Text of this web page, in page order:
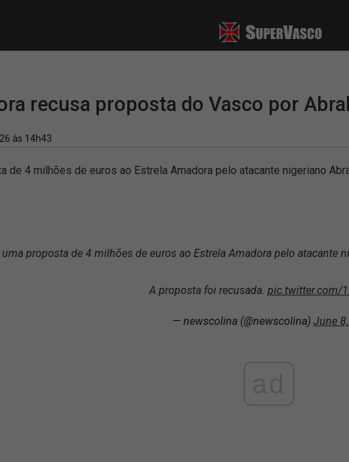
recusa proposta do Vasco por
às 14h43
de 4 milhões de euros ao Estrela Amadora pelo atacante nigeriano
uma proposta de 4 milhões de euros ao Estrela Amadora pelo atacante
A proposta foi recusada. pic.twitter.com/
— newscolina (@newscolina) June